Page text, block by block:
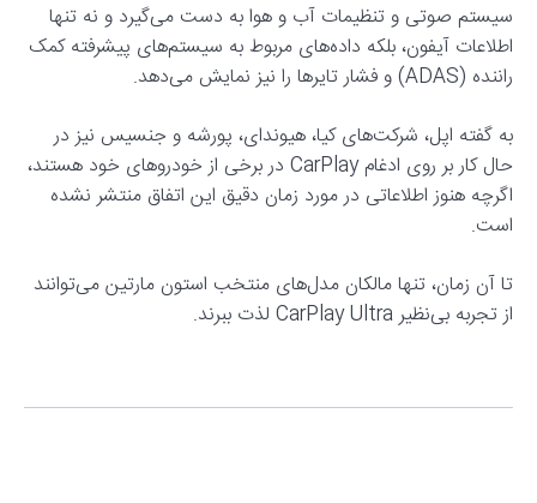
سیستم صوتی و تنظیمات آب و هوا به دست می‌گیرد و نه تنها
اطلاعات آیفون، بلکه داده‌های مربوط به سیستم‌های پیشرفته کمک
راننده (ADAS) و فشار تایرها را نیز نمایش می‌دهد.
به گفته اپل، شرکت‌های کیا، هیوندای، پورشه و جنسیس نیز در
حال کار بر روی ادغام CarPlay در برخی از خودروهای خود هستند،
اگرچه هنوز اطلاعاتی در مورد زمان دقیق این اتفاق منتشر نشده
است.
تا آن زمان، تنها مالکان مدل‌های منتخب استون مارتین می‌توانند
از تجربه بی‌نظیر CarPlay Ultra لذت ببرند.